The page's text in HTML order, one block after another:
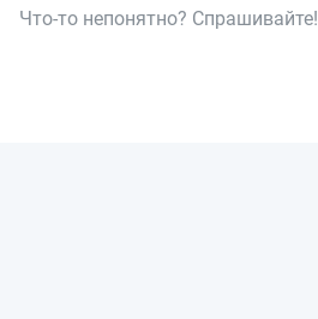
Что-то непонятно? Спрашивайте!